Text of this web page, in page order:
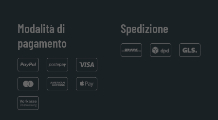
Modalità di
pagamento
Spedizione